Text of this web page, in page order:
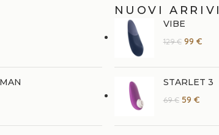
NUOVI ARRIVI
VIBE
129€ 99 €
STARLET 3
69€ 59 €